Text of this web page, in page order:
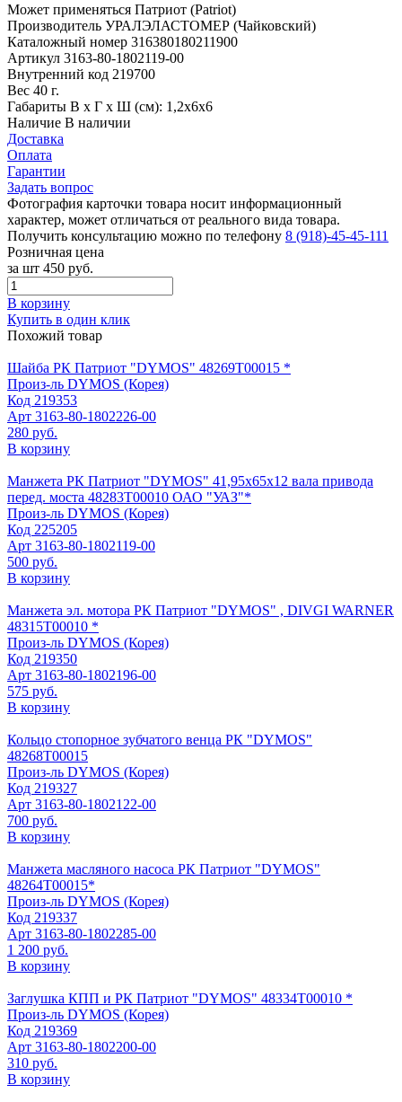
Может применяться Патриот (Patriot)
Производитель УРАЛЭЛАСТОМЕР (Чайковский)
Каталожный номер 316380180211900
Артикул 3163-80-1802119-00
Внутренний код 219700
Вес 40 г.
Габариты В х Г х Ш (см): 1,2х6х6
Наличие В наличии
Доставка
Оплата
Гарантии
Задать вопрос
Фотография карточки товара носит информационный
характер, может отличаться от реального вида товара.
Получить консультацию можно по телефону 8 (918)-45-45-111
Розничная цена
за шт 450 руб.
В корзину
Купить в один клик
Похожий товар
Шайба РК Патриот "DYMOS" 48269Т00015 *
Произ-ль DYMOS (Корея)
Код 219353
Арт 3163-80-1802226-00
280 руб.
В корзину
Манжета РК Патриот "DYMOS" 41,95х65х12 вала привода
перед. моста 48283Т00010 ОАО "УАЗ"*
Произ-ль DYMOS (Корея)
Код 225205
Арт 3163-80-1802119-00
500 руб.
В корзину
Манжета эл. мотора РК Патриот "DYMOS" , DIVGI WARNER
48315Т00010 *
Произ-ль DYMOS (Корея)
Код 219350
Арт 3163-80-1802196-00
575 руб.
В корзину
Кольцо стопорное зубчатого венца РК "DYMOS"
48268Т00015
Произ-ль DYMOS (Корея)
Код 219327
Арт 3163-80-1802122-00
700 руб.
В корзину
Манжета масляного насоса РК Патриот "DYMOS"
48264Т00015*
Произ-ль DYMOS (Корея)
Код 219337
Арт 3163-80-1802285-00
1 200 руб.
В корзину
Заглушка КПП и РК Патриот "DYMOS" 48334Т00010 *
Произ-ль DYMOS (Корея)
Код 219369
Арт 3163-80-1802200-00
310 руб.
В корзину